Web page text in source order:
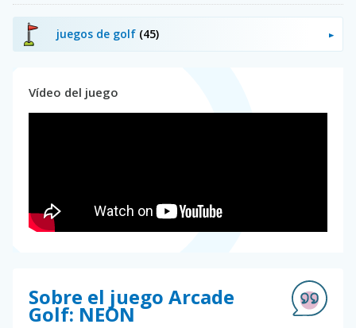
juegos de golf (45)
Vídeo del juego
Sobre el juego Arcade
Golf: NEON